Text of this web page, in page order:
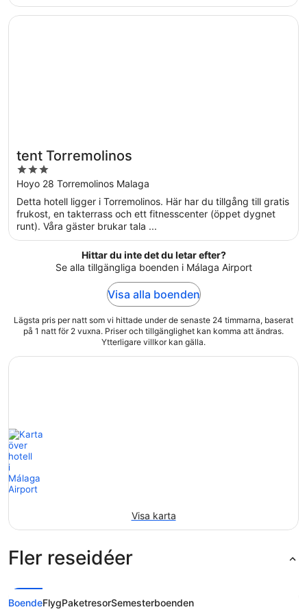
tent Torremolinos
3
out
of
5
Hoyo 28 Torremolinos Malaga
Detta hotell ligger i Torremolinos. Här har du tillgång till gratis
frukost, en takterrass och ett fitnesscenter (öppet dygnet
runt). Våra gäster brukar tala ...
Öppnas i ett nytt fönster
tent Torremolinos
Hittar du inte det du letar efter?
Se alla tillgängliga boenden i Málaga Airport
Visa alla boenden
Lägsta pris per natt som vi hittade under de senaste 24 timmarna, baserat
på 1 natt för 2 vuxna. Priser och tillgänglighet kan komma att ändras.
Ytterligare villkor kan gälla.
Visa karta
Fler reseidéer
BoendeFlygPaketresorSemesterboenden